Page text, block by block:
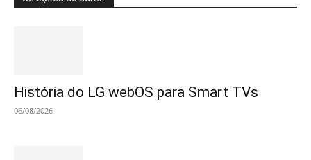
História do LG webOS para Smart TVs
06/08/2026